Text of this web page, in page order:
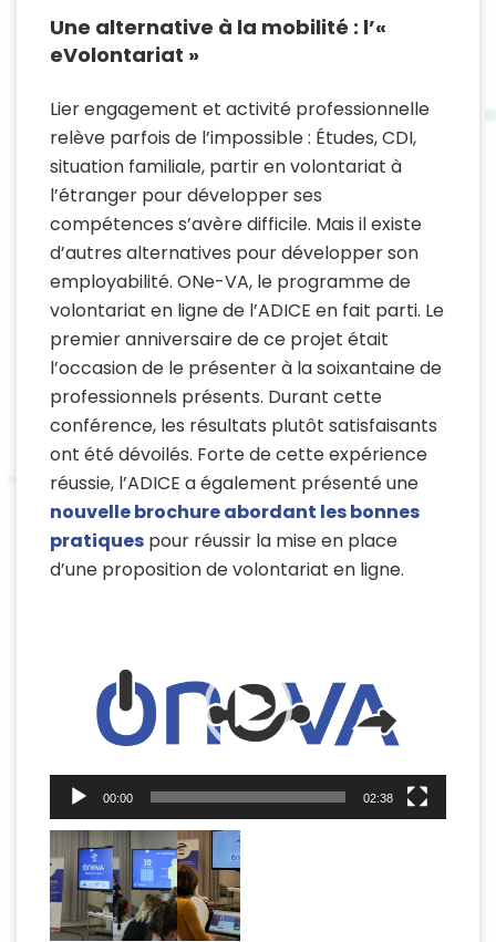
Une alternative à la mobilité : l’«
eVolontariat »
Lier engagement et activité professionnelle
relève parfois de l’impossible : Études, CDI,
situation familiale, partir en volontariat à
l’étranger pour développer ses
compétences s’avère difficile. Mais il existe
d’autres alternatives pour développer son
employabilité. ONe-VA, le programme de
volontariat en ligne de l’ADICE en fait parti. Le
premier anniversaire de ce projet était
l’occasion de le présenter à la soixantaine de
professionnels présents. Durant cette
conférence, les résultats plutôt satisfaisants
ont été dévoilés. Forte de cette expérience
réussie, l’ADICE a également présenté une
nouvelle brochure abordant les bonnes
pratiques pour réussir la mise en place
d’une proposition de volontariat en ligne.
00:00 02:38